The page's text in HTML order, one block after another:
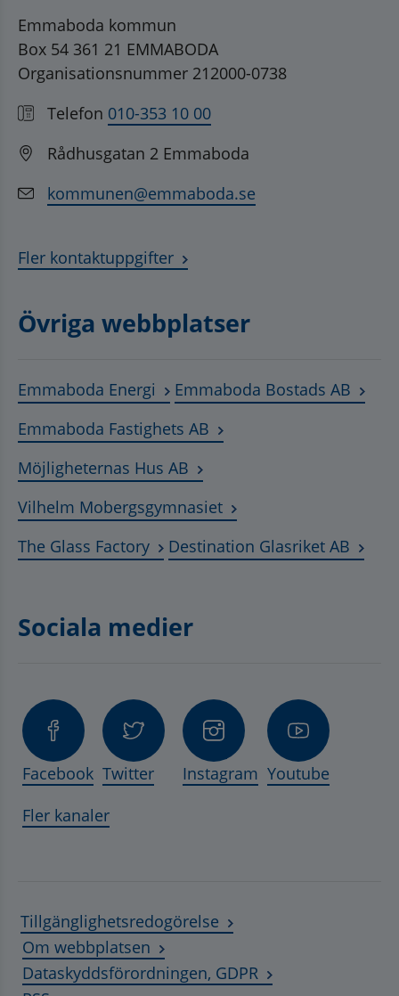
Emmaboda kommun
Box 54 361 21 EMMABODA
Organisationsnummer 212000-0738
Telefon 010-353 10 00
Rådhusgatan 2 Emmaboda
kommunen@emmaboda.se
Fler kontaktuppgifter
Övriga webbplatser
Emmaboda Energi Länk till annan webbplats,
Emmaboda Bostads AB
Emmaboda Fastighets AB Länk till annan
Möjligheternas Hus AB Länk till annan webbplats,
Vilhelm MobergsgymnasietLänk till annan
The Glass FactoryLänk till annan webbplats,
Destination Glasriket AB
Sociala medier
Facebook Twitter Instagram Youtube
Fler kanaler
Tillgänglighetsredogörelse
Om webbplatsen
Dataskyddsförordningen, GDPR